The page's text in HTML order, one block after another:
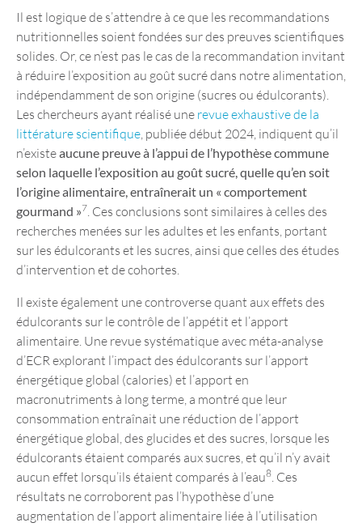
Il est logique de s’attendre à ce que les recommandations
nutritionnelles soient fondées sur des preuves scientifiques
solides. Or, ce n’est pas le cas de la recommandation invitant
à réduire l’exposition au goût sucré dans notre alimentation,
indépendamment de son origine (sucres ou édulcorants).
Les chercheurs ayant réalisé une revue exhaustive de la
littérature scientifique , publiée début 2024, indiquent qu’il
n’existeaucune preuve à l’appui de l’hypothèse commune
selon laquelle l’exposition au goût sucré, quelle qu’en soit
l’origine alimentaire, entraînerait un « comportement
gourmand »7 . Ces conclusions sont similaires à celles des
recherches menées sur les adultes et les enfants, portant
sur les édulcorants et les sucres, ainsi que celles des études
d’intervention et de cohortes.
Il existe également une controverse quant aux effets des
édulcorants sur le contrôle de l’appétit et l’apport
alimentaire. Une revue systématique avec méta-analyse
d’ECR explorant l’impact des édulcorants sur l’apport
énergétique global (calories) et l’apport en
macronutriments à long terme, a montré que leur
consommation entraînait une réduction de l’apport
énergétique global, des glucides et des sucres, lorsque les
édulcorants étaient comparés aux sucres, et qu’il n’y avait
aucun effet lorsqu’ils étaient comparés à l’eau8 . Ces
résultats ne corroborent pas l’hypothèse d’une
augmentation de l’apport alimentaire liée à l’utilisation